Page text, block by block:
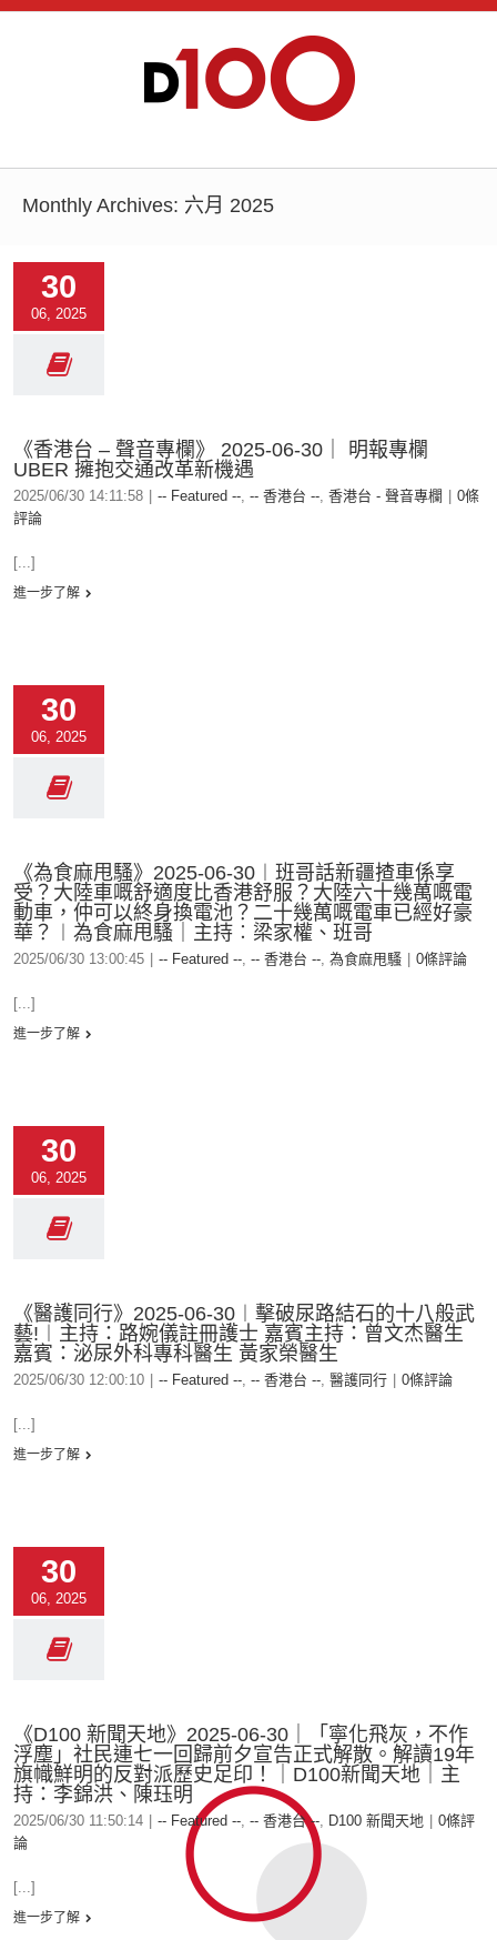
Monthly Archives: 六月 2025
30
06, 2025
《香港台 – 聲音專欄》 2025-06-30｜ 明報專欄
UBER 擁抱交通改革新機遇
2025/06/30 14:11:58 -- Featured --, -- 香港台 --, 香港台 - 聲音專欄
0條
評論
[...]
進一步了解
30
06, 2025
《為食麻甩騷》2025-06-30︱班哥話新疆揸車係享
受？大陸車嘅舒適度比香港舒服？大陸六十幾萬嘅電
動車，仲可以終身換電池？二十幾萬嘅電車已經好豪
華？︱為食麻甩騷｜主持︰梁家權、班哥
2025/06/30 13:00:45 -- Featured --, -- 香港台 --, 為食麻甩騷 0條評論
[...]
進一步了解
30
06, 2025
《醫護同行》2025-06-30︱擊破尿路結石的十八般武
藝!︱主持：路婉儀註冊護士 嘉賓主持：曾文杰醫生
嘉賓：泌尿外科專科醫生 黃家榮醫生
2025/06/30 12:00:10 -- Featured --, -- 香港台 --, 醫護同行 0條評論
[...]
進一步了解
30
06, 2025
《D100 新聞天地》2025-06-30｜「寧化飛灰，不作
浮塵」社民連七一回歸前夕宣告正式解散。解讀19年
旗幟鮮明的反對派歷史足印！｜D100新聞天地｜主
持：李錦洪、陳珏明
2025/06/30 11:50:14 -- Featured --, -- 香港台 --, D100 新聞天地
0條評
論
[...]
進一步了解